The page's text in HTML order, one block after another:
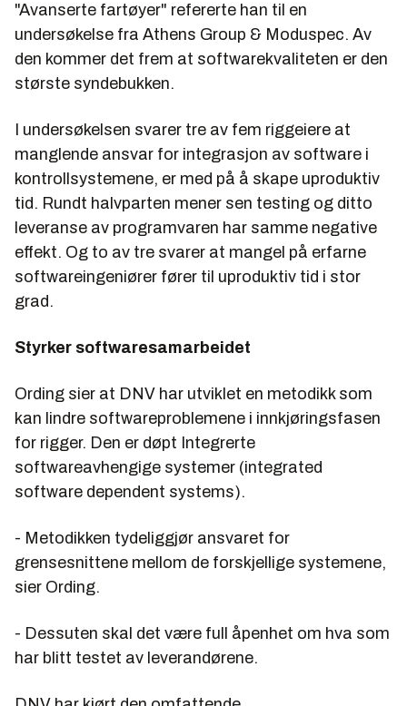
"Avanserte fartøyer" refererte han til en
undersøkelse fra Athens Group & Moduspec. Av
den kommer det frem at softwarekvaliteten er den
største syndebukken.
I undersøkelsen svarer tre av fem riggeiere at
manglende ansvar for integrasjon av software i
kontrollsystemene, er med på å skape uproduktiv
tid. Rundt halvparten mener sen testing og ditto
leveranse av programvaren har samme negative
effekt. Og to av tre svarer at mangel på erfarne
softwareingeniører fører til uproduktiv tid i stor
grad.
Styrker softwaresamarbeidet
Ording sier at DNV har utviklet en metodikk som
kan lindre softwareproblemene i innkjøringsfasen
for rigger. Den er døpt Integrerte
softwareavhengige systemer (integrated
software dependent systems).
- Metodikken tydeliggjør ansvaret for
grensesnittene mellom de forskjellige systemene,
sier Ording.
- Dessuten skal det være full åpenhet om hva som
har blitt testet av leverandørene.